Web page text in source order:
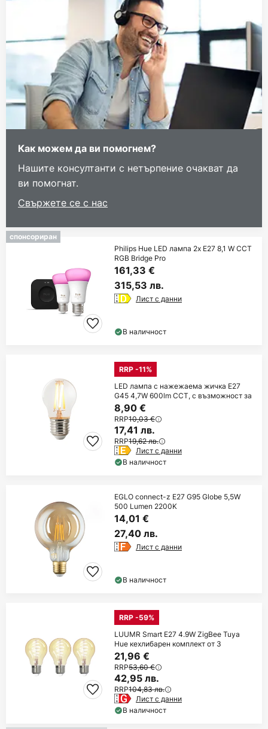
Как можем да ви помогнем?
Нашите консултанти с нетърпение очакват да
ви помогнат.
Свържете се с нас
спонсориран
Philips Hue LED лампа 2x E27 8,1 W CCT
RGB Bridge Pro
161,33 €
315,53 лв.
Лист с данни
В наличност
RRP -11%
LED лампа с нажежаема жичка E27
G45 4,7W 600lm CCT, с възможност за
8,90 €
RRP10,03 €
17,41 лв.
RRP19,62 лв.
Лист с данни
В наличност
EGLO connect-z E27 G95 Globe 5,5W
500 Lumen 2200K
14,01 €
27,40 лв.
Лист с данни
В наличност
RRP -59%
LUUMR Smart E27 4.9W ZigBee Tuya
Hue кехлибарен комплект от 3
21,96 €
RRP53,60 €
42,95 лв.
RRP104,83 лв.
Лист с данни
В наличност